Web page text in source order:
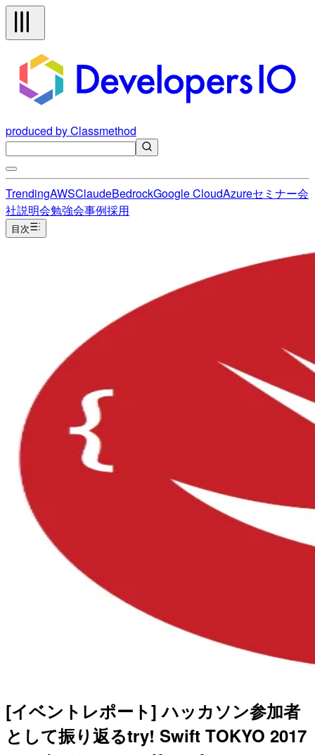
produced by Classmethod
TrendingAWSClaudeBedrockGoogle CloudAzureセミナー会
社説明会勉強会事例採用
目次
[イベントレポート] ハッカソン参加者
として振り返るtry! Swift TOKYO 2017